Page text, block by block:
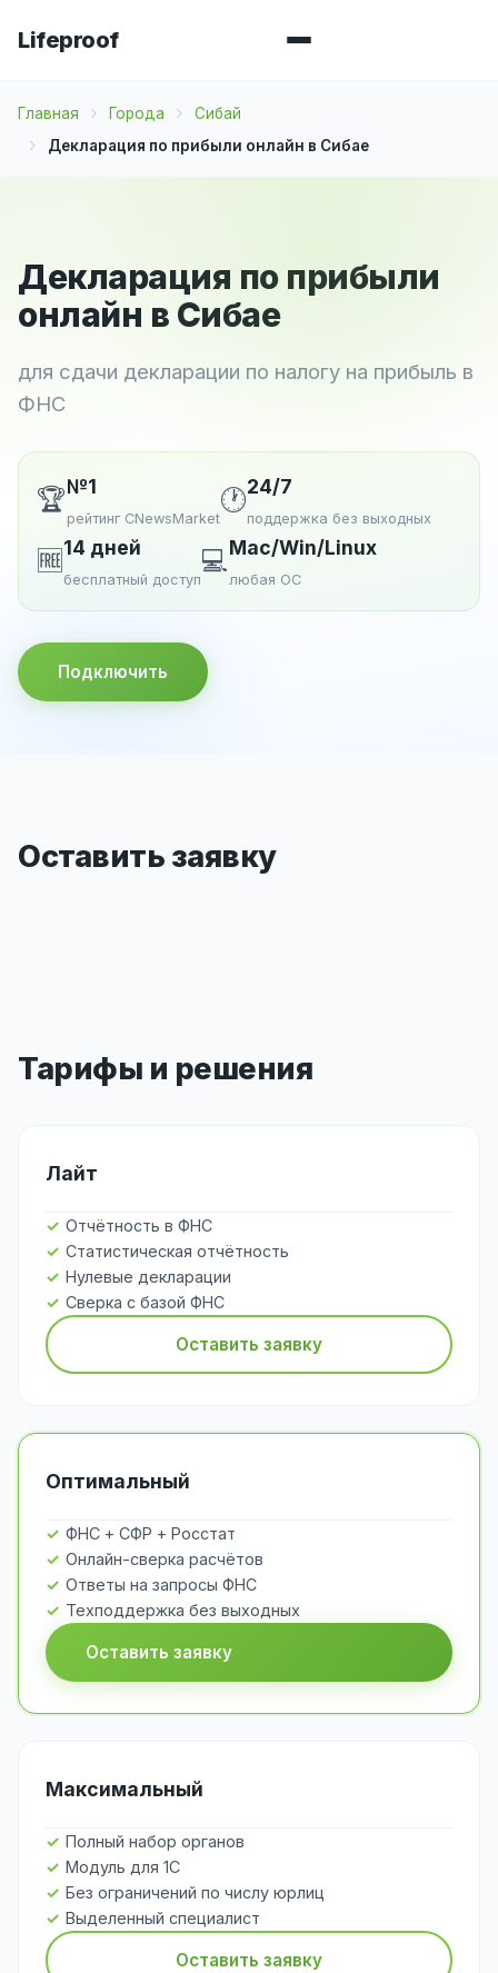
Lifeproof
Главная Города
Сибай
Декларация по прибыли онлайн в Сибае
Декларация по прибыли
онлайн в Сибае
для сдачи декларации по налогу на прибыль в
ФНС
🏆№1
рейтинг CNewsMarket
🕐24/7
поддержка без выходных
🆓14 дней
бесплатный доступ
💻Mac/Win/Linux
любая ОС
Подключить
Оставить заявку
Тарифы и решения
Лайт
Отчётность в ФНС
Статистическая отчётность
Нулевые декларации
Сверка с базой ФНС
Оставить заявку
Оптимальный
ФНС + СФР + Росстат
Онлайн-сверка расчётов
Ответы на запросы ФНС
Техподдержка без выходных
Оставить заявку
Максимальный
Полный набор органов
Модуль для 1С
Без ограничений по числу юрлиц
Выделенный специалист
Оставить заявку